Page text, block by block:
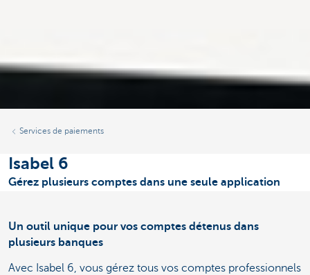
Services de paiements
Isabel 6
Gérez plusieurs comptes dans une seule application
Un outil unique pour vos comptes détenus dans
plusieurs banques
Avec Isabel 6, vous gérez tous vos comptes professionnels